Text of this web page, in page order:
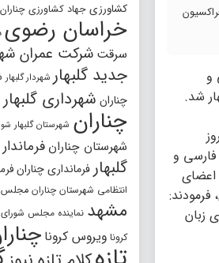
فراکسیون
و
شد.
روز
فارسی و
اعضای
و نگارگری، فرمودند:
زبان
کشاورزی جهاد کشاورزی چناران
خراسان رضوی
سرقت شرکت عمران
جدید گلبهار شهردار گلبهار
چناران شهرداری گلبهار
چناران شهرستان گلبهار
شهرستان چناران
گلبهار فرمانداری چناران
انتظامی شهرستان چناران مجلس
مشهد نماینده مجلس
کرونا ویروس کرونا